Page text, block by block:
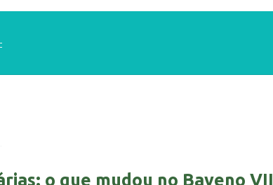
o que mudou no Baveno VII